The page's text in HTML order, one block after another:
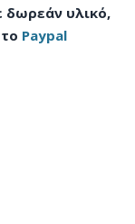
δωρεάν υλικό,
Paypal